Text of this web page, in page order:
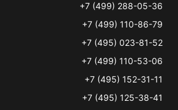
+7 (499) 288-05-36
+7 (499) 110-86-79
+7 (495) 023-81-52
+7 (499) 110-53-06
+7 (495) 152-31-11
+7 (495) 125-38-41